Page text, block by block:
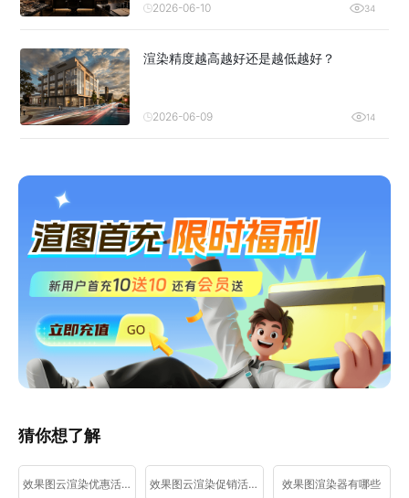
2026-06-10 34
渲染精度越高越好还是越低越好？
2026-06-09 14
猜你想了解
效果图云渲染优惠活动 效果图云渲染促销活动 效果图渲染器有哪些